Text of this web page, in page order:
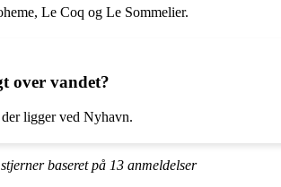
Le Coq og Le Sommelier.
over vandet?
ligger ved Nyhavn.
stjerner baseret på 13 anmeldelser